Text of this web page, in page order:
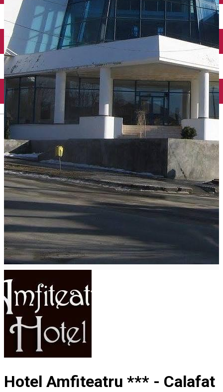
English
Închirieri auto
Închirieri biciclete
Taxi
Încărcare vehicule electrice
Hotel Amfiteatru *** - Calafat